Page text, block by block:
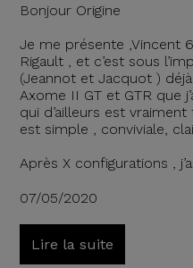
Bonjour Origine
Je me présente ,Vincent
Rigault , et c’est sous
(Jeannot et Jacquot )
Axome II GT et GTR que
qui d’ailleurs est
est simple , conviviale,
Après X configurations ,
07/05/2020
Lire la suite